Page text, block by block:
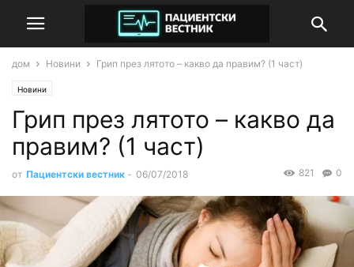
дом Новини Грип през лятото – какво да правим? (1 част)
Новини
Грип през лятото – какво да
правим? (1 част)
от Пациентски вестник - 06/07/2018 0
821